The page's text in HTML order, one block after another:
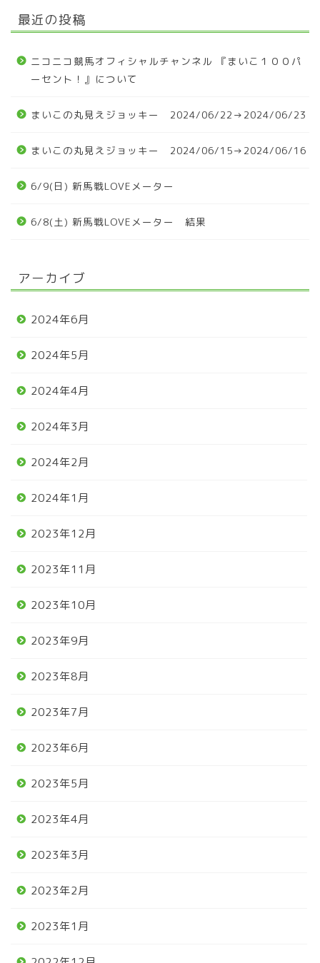
最近の投稿
ニコニコ競馬オフィシャルチャンネル 『まいこ１００パ
ーセント！』について
まいこの丸見えジョッキー 2024/06/22→2024/06/23
まいこの丸見えジョッキー 2024/06/15→2024/06/16
6/9(日) 新馬戦LOVEメーター
6/8(土) 新馬戦LOVEメーター 結果
アーカイブ
2024年6月
2024年5月
2024年4月
2024年3月
2024年2月
2024年1月
2023年12月
2023年11月
2023年10月
2023年9月
2023年8月
2023年7月
2023年6月
2023年5月
2023年4月
2023年3月
2023年2月
2023年1月